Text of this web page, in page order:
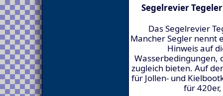
Segelrevier
Das Segelrevier
Mancher Segler nennt
Hinweis auf
Wasserbedingungen,
zugleich bieten. Auf
für Jollen- und
für